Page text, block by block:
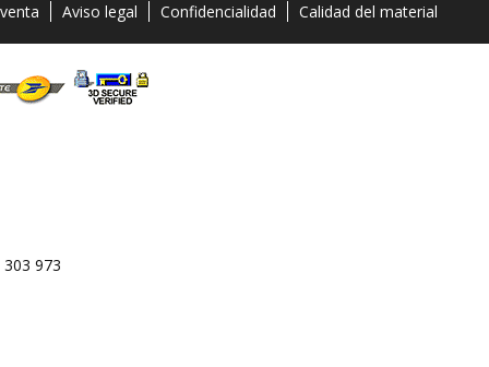
Aviso legal Confidencialidad Calidad del material
973